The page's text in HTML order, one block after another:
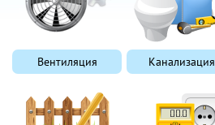
Вентиляция Канализация